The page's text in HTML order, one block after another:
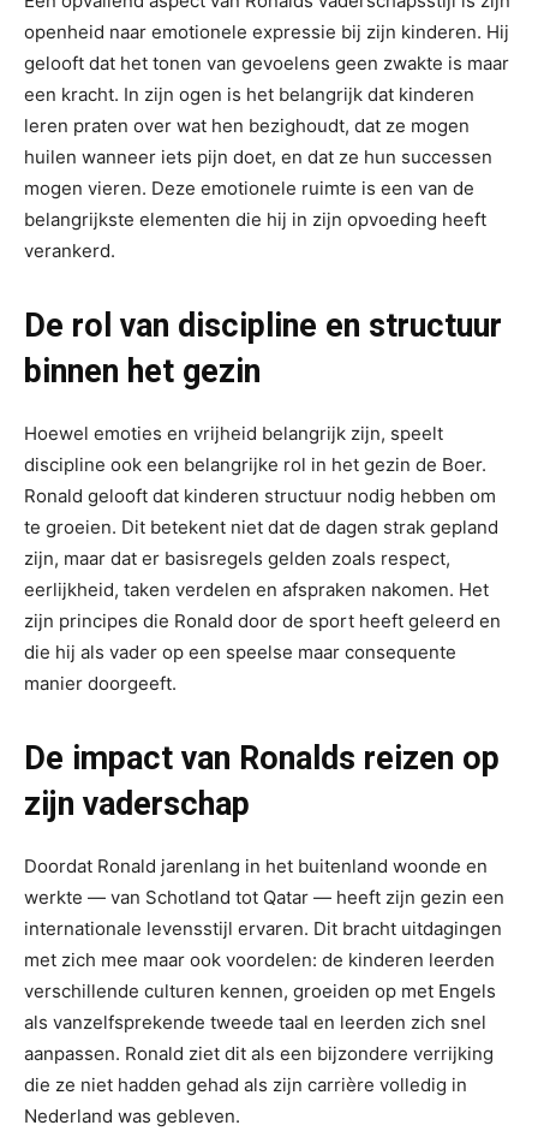
openheid naar emotionele expressie bij zijn kinderen. Hij
gelooft dat het tonen van gevoelens geen zwakte is maar
een kracht. In zijn ogen is het belangrijk dat kinderen
leren praten over wat hen bezighoudt, dat ze mogen
huilen wanneer iets pijn doet, en dat ze hun successen
mogen vieren. Deze emotionele ruimte is een van de
belangrijkste elementen die hij in zijn opvoeding heeft
verankerd.
De rol van discipline en structuur
binnen het gezin
Hoewel emoties en vrijheid belangrijk zijn, speelt
discipline ook een belangrijke rol in het gezin de Boer.
Ronald gelooft dat kinderen structuur nodig hebben om
te groeien. Dit betekent niet dat de dagen strak gepland
zijn, maar dat er basisregels gelden zoals respect,
eerlijkheid, taken verdelen en afspraken nakomen. Het
zijn principes die Ronald door de sport heeft geleerd en
die hij als vader op een speelse maar consequente
manier doorgeeft.
De impact van Ronalds reizen op
zijn vaderschap
Doordat Ronald jarenlang in het buitenland woonde en
werkte — van Schotland tot Qatar — heeft zijn gezin een
internationale levensstijl ervaren. Dit bracht uitdagingen
met zich mee maar ook voordelen: de kinderen leerden
verschillende culturen kennen, groeiden op met Engels
als vanzelfsprekende tweede taal en leerden zich snel
aanpassen. Ronald ziet dit als een bijzondere verrijking
die ze niet hadden gehad als zijn carrière volledig in
Nederland was gebleven.